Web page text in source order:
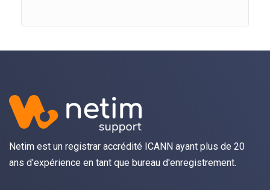
Netim est un registrar accrédité ICANN ayant plus de 20
ans d'expérience en tant que bureau d'enregistrement.